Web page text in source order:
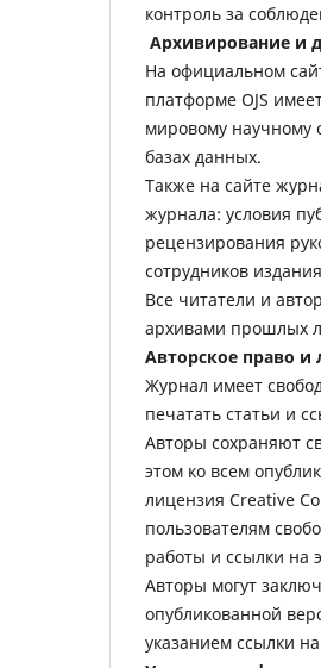
контроль за
Архивирование и
На официальном
платформе OJS
мировому научному
базах данных.
Также на сайте
журнала: условия
рецензирования
сотрудников
Все читатели и
архивами прошлых
Авторское право и
Журнал имеет
печатать статьи и
Авторы сохраняют
этом ко всем
лицензия Creative
пользователям
работы и ссылки на
Авторы могут
опубликованной
указанием ссылки